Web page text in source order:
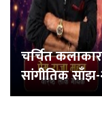
चर्चित
सांगीतिक